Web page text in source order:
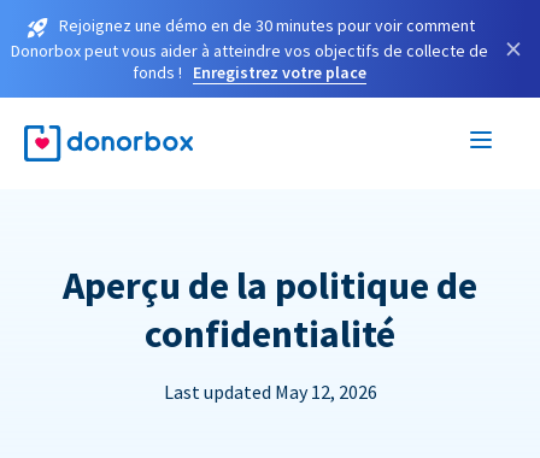
Rejoignez une démo en de 30 minutes pour voir comment
Donorbox peut vous aider à atteindre vos objectifs de collecte de
fonds !
Enregistrez votre place
×
Aperçu de la politique de
confidentialité
Last updated May 12, 2026